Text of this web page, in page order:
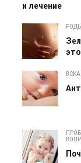
и лечение